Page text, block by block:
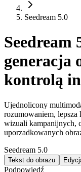
Seedream 5.0
generacja
kontrolą
Ujednolicony
rozumowaniem,
wizuali kampanijnych,
uporzadkowanych
Seedream 5.0
Tekst do obrazu
Podpowiedź